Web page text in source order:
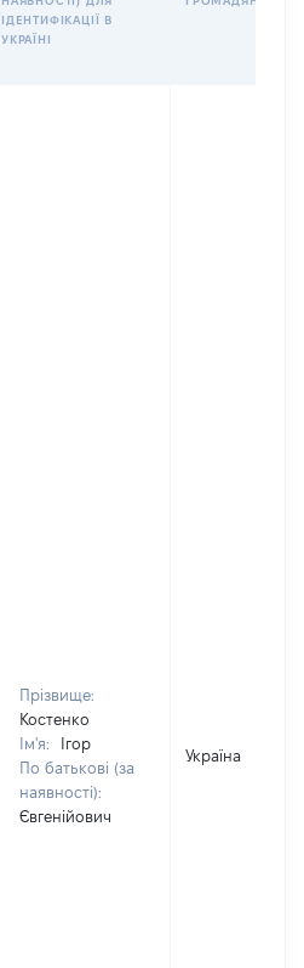
ІДЕНТИФІКАЦІЇ В
УКРАЇНІ
Прізвище:
Костенко
Ім'я:
Ігор
По батькові (за
наявності):
Євгенійович
Україна